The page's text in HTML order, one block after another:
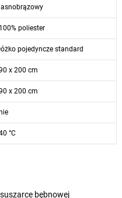
100% poliester
pojedyncze standard
x 200 cm
x 200 cm
°C
bębnowej